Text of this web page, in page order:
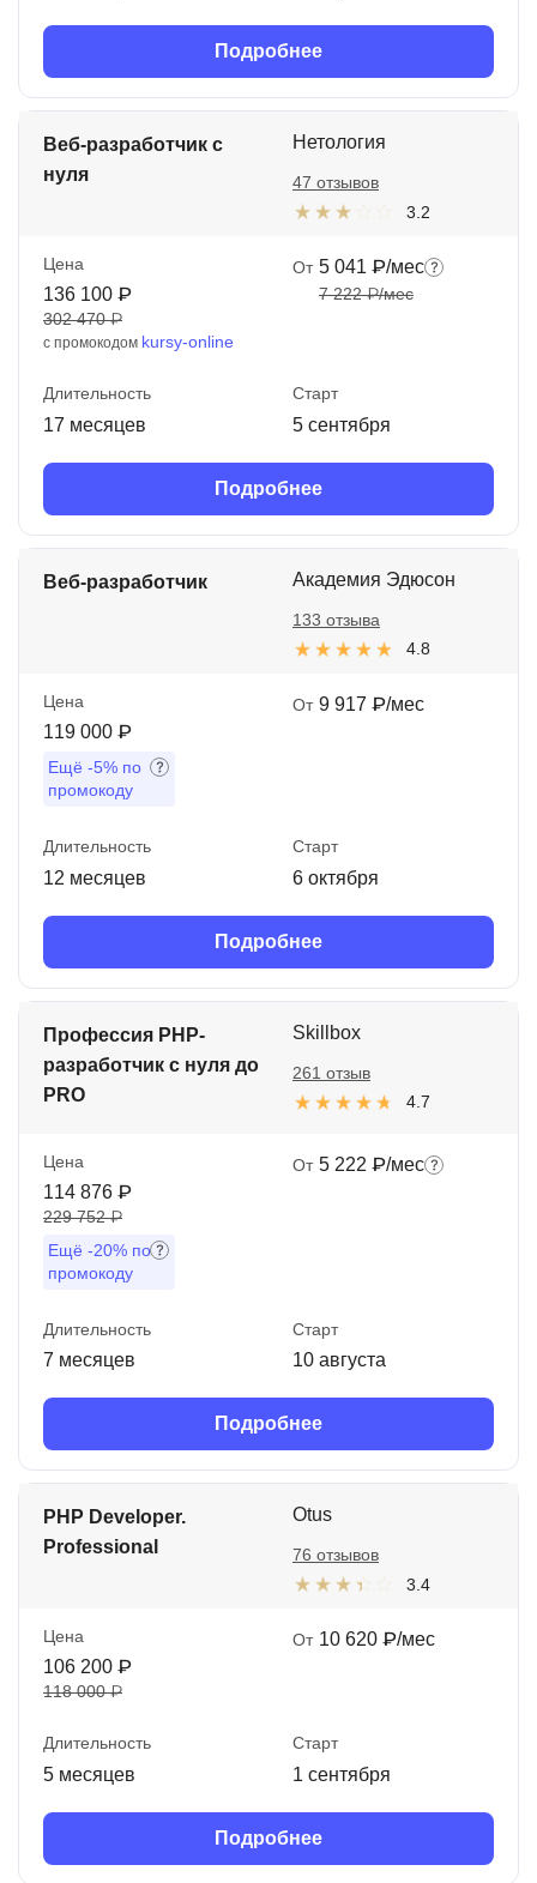
Подробнее
Веб-разработчик с
нуля
Нетология
3.2
47 отзывов
Цена
136 100 ₽
302 470 ₽
с промокодом kursy-online
От 5 041 ₽/мес
7 222 ₽/мес
Длительность
17 месяцев
Старт
5 сентября
Подробнее
Веб-разработчик Академия Эдюсон
4.8
133 отзыва
Цена
119 000 ₽
Ещё -5% по
промокоду
От 9 917 ₽/мес
Длительность
12 месяцев
Старт
6 октября
Подробнее
Профессия PHP-
разработчик с нуля до
PRO
Skillbox
4.7
261 отзыв
Цена
114 876 ₽
229 752 ₽
Ещё -20% по
промокоду
От 5 222 ₽/мес
Длительность
7 месяцев
Старт
10 августа
Подробнее
PHP Developer.
Professional
Otus
3.4
76 отзывов
Цена
106 200 ₽
118 000 ₽
От 10 620 ₽/мес
Длительность
5 месяцев
Старт
1 сентября
Подробнее